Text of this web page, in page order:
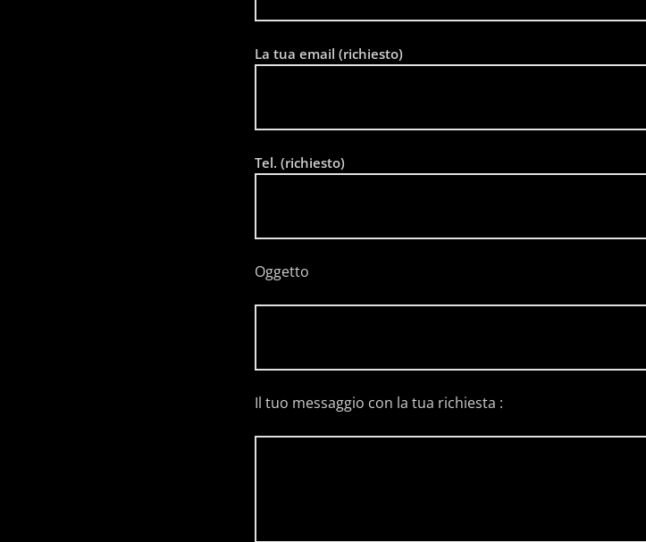
La tua email (richiesto)
Tel. (richiesto)
Oggetto
Il tuo messaggio con la tua richiesta :